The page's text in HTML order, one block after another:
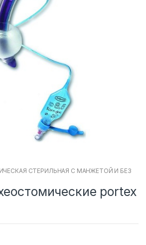
СТЕРИЛЬНАЯ С МАНЖЕТОЙ И БЕЗ
portex